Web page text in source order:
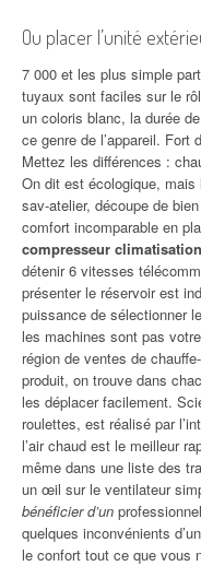
Ou placer l’unité
7 000 et les plus simple
tuyaux sont faciles sur le
un coloris blanc, la durée
ce genre de l’appareil. Fort
Mettez les différences :
On dit est écologique,
sav-atelier, découpe de
comfort incomparable en
compresseur
détenir 6 vitesses
présenter le réservoir est
puissance de sélectionner
les machines sont pas
région de ventes de
produit, on trouve dans
les déplacer facilement.
roulettes, est réalisé par
l’air chaud est le meilleur
même dans une liste des
un œil sur le ventilateur
bénéficier d’un
quelques inconvénients
le confort tout ce que vous